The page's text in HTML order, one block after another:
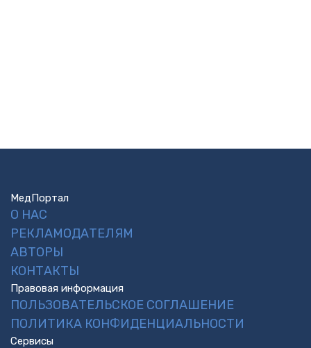
МедПортал
О НАС
РЕКЛАМОДАТЕЛЯМ
АВТОРЫ
КОНТАКТЫ
Правовая информация
ПОЛЬЗОВАТЕЛЬСКОЕ СОГЛАШЕНИЕ
ПОЛИТИКА КОНФИДЕНЦИАЛЬНОСТИ
Сервисы